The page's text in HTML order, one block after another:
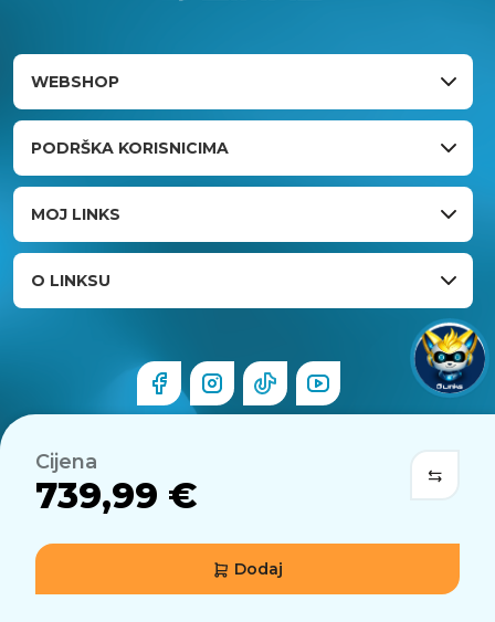
Cijena
739,99 €
Dodaj
WEBSHOP
PODRŠKA KORISNICIMA
MOJ LINKS
O LINKSU
© 2026 Links.hr . Sva prava pridržana.